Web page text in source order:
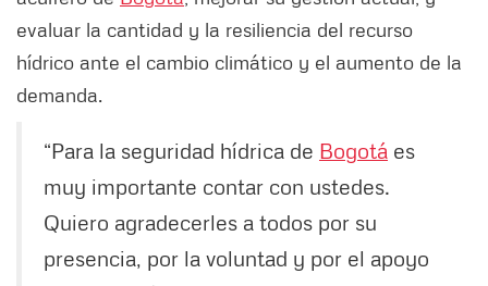
evaluar la cantidad y la resiliencia del recurso
hídrico ante el cambio climático y el aumento de la
demanda.
“Para la seguridad hídrica de Bogotá es
muy importante contar con ustedes.
Quiero agradecerles a todos por su
presencia, por la voluntad y por el apoyo